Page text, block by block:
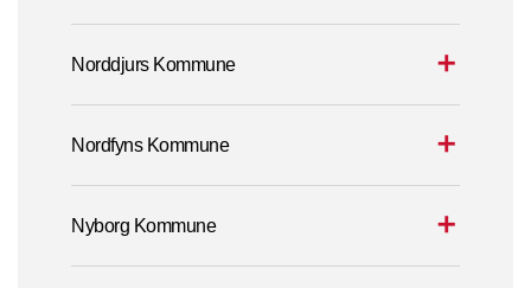
Norddjurs Kommune
Nordfyns Kommune
Nyborg Kommune